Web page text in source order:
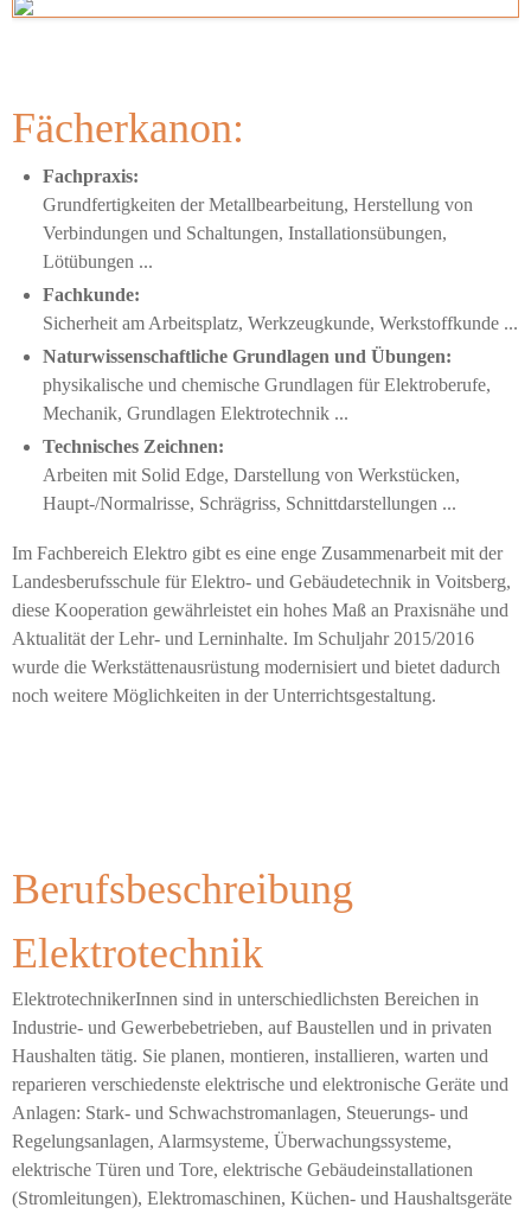
Fächerkanon:
Fachpraxis:
Grundfertigkeiten der Metallbearbeitung, Herstellung von
Verbindungen und Schaltungen, Installationsübungen,
Lötübungen ...
Fachkunde:
Sicherheit am Arbeitsplatz, Werkzeugkunde, Werkstoffkunde ...
Naturwissenschaftliche Grundlagen und Übungen:
physikalische und chemische Grundlagen für Elektroberufe,
Mechanik, Grundlagen Elektrotechnik ...
Technisches Zeichnen:
Arbeiten mit Solid Edge, Darstellung von Werkstücken,
Haupt-/Normalrisse, Schrägriss, Schnittdarstellungen ...
Im Fachbereich Elektro gibt es eine enge Zusammenarbeit mit der
Landesberufsschule für Elektro- und Gebäudetechnik in Voitsberg,
diese Kooperation gewährleistet ein hohes Maß an Praxisnähe und
Aktualität der Lehr- und Lerninhalte. Im Schuljahr 2015/2016
wurde die Werkstättenausrüstung modernisiert und bietet dadurch
noch weitere Möglichkeiten in der Unterrichtsgestaltung.
Berufsbeschreibung
Elektrotechnik
ElektrotechnikerInnen sind in unterschiedlichsten Bereichen in
Industrie- und Gewerbebetrieben, auf Baustellen und in privaten
Haushalten tätig. Sie planen, montieren, installieren, warten und
reparieren verschiedenste elektrische und elektronische Geräte und
Anlagen: Stark- und Schwachstromanlagen, Steuerungs- und
Regelungsanlagen, Alarmsysteme, Überwachungssysteme,
elektrische Türen und Tore, elektrische Gebäudeinstallationen
(Stromleitungen), Elektromaschinen, Küchen- und Haushaltsgeräte